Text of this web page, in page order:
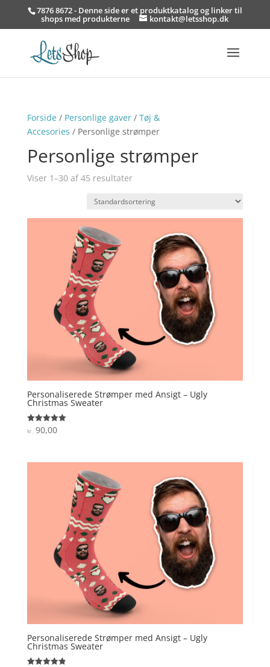
7876 8672 - Denne side er et produktkatalog og linker til
shops med produkterne kontakt@letsshop.dk
Forside/ Personlige gaver/ Tøj &
Accesories / Personlige strømper
Personlige strømper
Viser 1–30 af 45 resultater
Personaliserede Strømper med Ansigt – Ugly
Christmas Sweater
Vurderet
5
kr.90,00
Personaliserede Strømper med Ansigt – Ugly
Christmas Sweater